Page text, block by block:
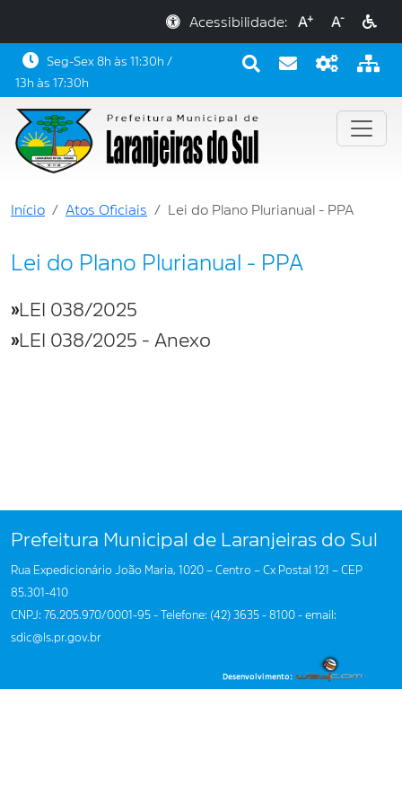
Acessibilidade: A+ A-
Seg-Sex 8h às 11:30h /
13h às 17:30h
Início Atos Oficiais Lei do Plano Plurianual - PPA
Lei do Plano Plurianual - PPA
»LEI 038/2025
»LEI 038/2025 - Anexo
Prefeitura Municipal de Laranjeiras do Sul
Rua Expedicionário João Maria, 1020 – Centro – Cx Postal 121 – CEP
85.301-410
CNPJ: 76.205.970/0001-95 - Telefone: (42) 3635 - 8100 - email:
sdic@ls.pr.gov.br